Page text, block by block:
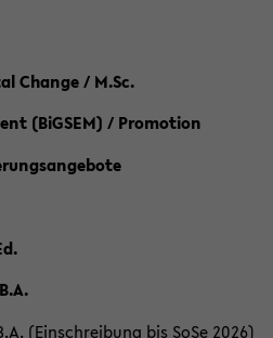
Change / M.Sc.
(BiGSEM) / Promotion
(Einschreibung bis SoSe 2026)